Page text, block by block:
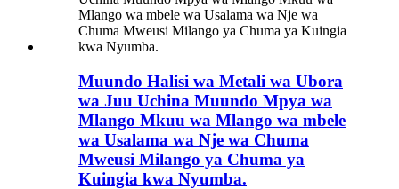
Muundo Halisi wa Metali wa Ubora
wa Juu Uchina Muundo Mpya wa
Mlango Mkuu wa Mlango wa mbele
wa Usalama wa Nje wa Chuma
Mweusi Milango ya Chuma ya
Kuingia kwa Nyumba.